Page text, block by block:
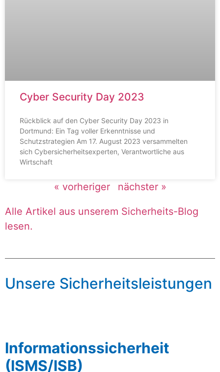
Cyber Security Day 2023
Rückblick auf den Cyber Security Day 2023 in
Dortmund: Ein Tag voller Erkenntnisse und
Schutzstrategien Am 17. August 2023 versammelten
sich Cybersicherheitsexperten, Verantwortliche aus
Wirtschaft
« vorheriger nächster »
Alle Artikel aus unserem Sicherheits-Blog
lesen.
Unsere Sicherheitsleistungen
Informationssicherheit
(ISMS/ISB)